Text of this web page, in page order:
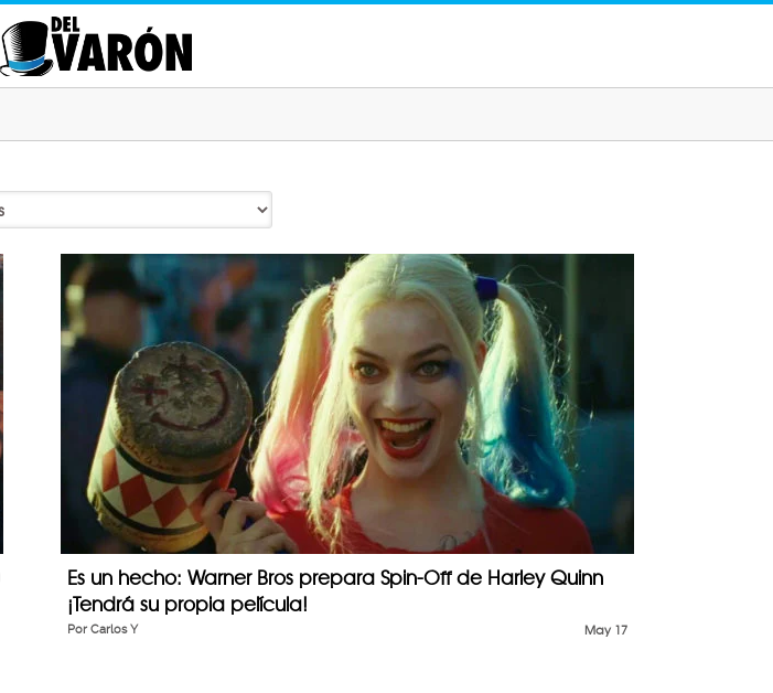
Es un hecho: Warner Bros prepara Spin-Off de Harley Quinn
¡Tendrá su propia película!
May 17
Por Carlos Y